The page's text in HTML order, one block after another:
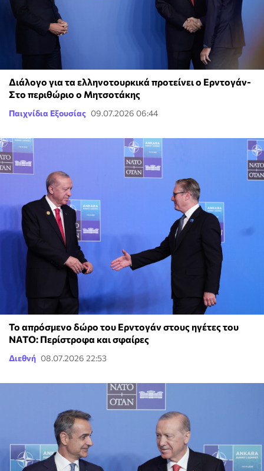
Διάλογο για τα ελληνοτουρκικά προτείνει ο Ερντογάν-
Στο περιθώριο ο Μητσοτάκης
Παιχνίδια Εξουσίας 09.07.2026 06:44
Το απρόσμενο δώρο του Ερντογάν στους ηγέτες του
ΝΑΤΟ: Περίστροφα και σφαίρες
Διεθνή 08.07.2026 22:53